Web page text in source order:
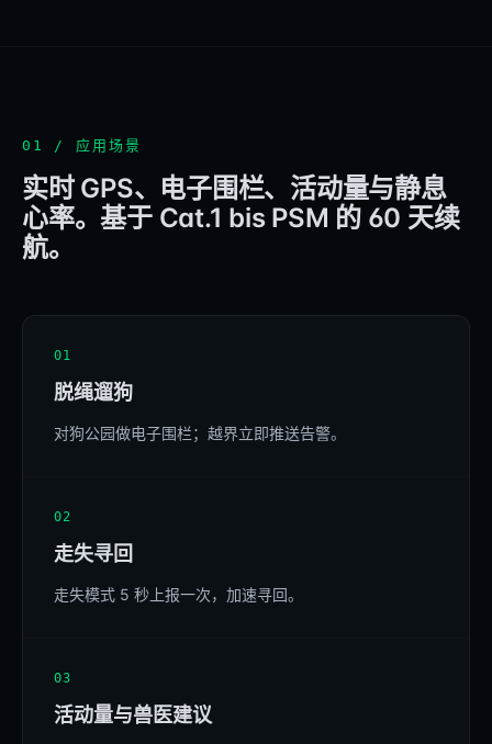
01 / 应用场景
实时 GPS、电子围栏、活动量与静息
心率。基于 Cat.1 bis PSM 的 60 天续
航。
01
脱绳遛狗
对狗公园做电子围栏；越界立即推送告警。
02
走失寻回
走失模式 5 秒上报一次，加速寻回。
03
活动量与兽医建议